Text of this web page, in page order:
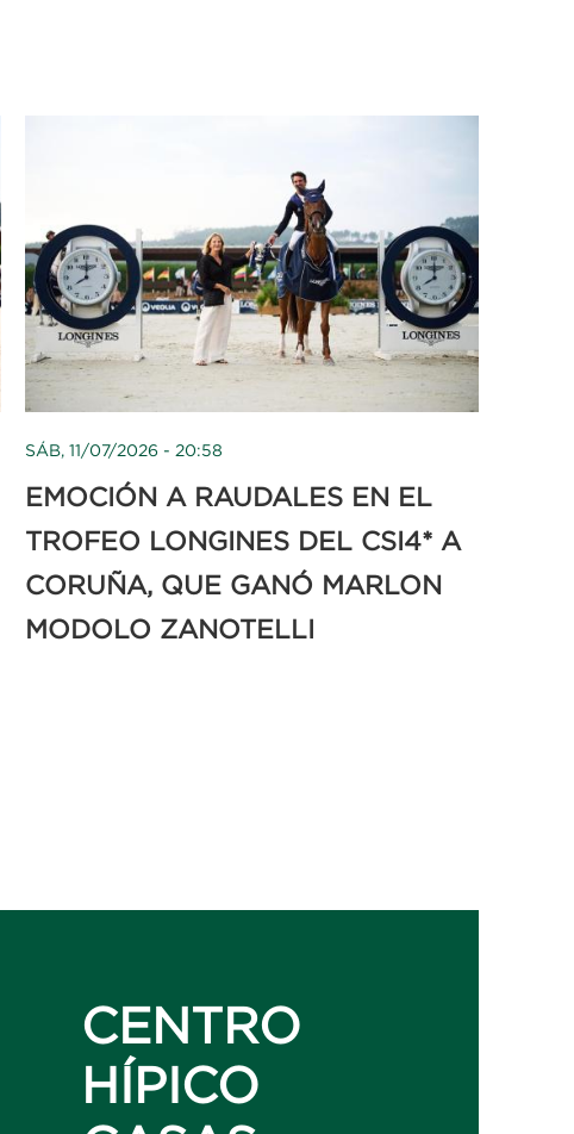
SÁB, 11/07/2026 - 20:58
EMOCIÓN A RAUDALES EN EL
TROFEO LONGINES DEL CSI4* A
CORUÑA, QUE GANÓ MARLON
MODOLO ZANOTELLI
CENTRO
HÍPICO